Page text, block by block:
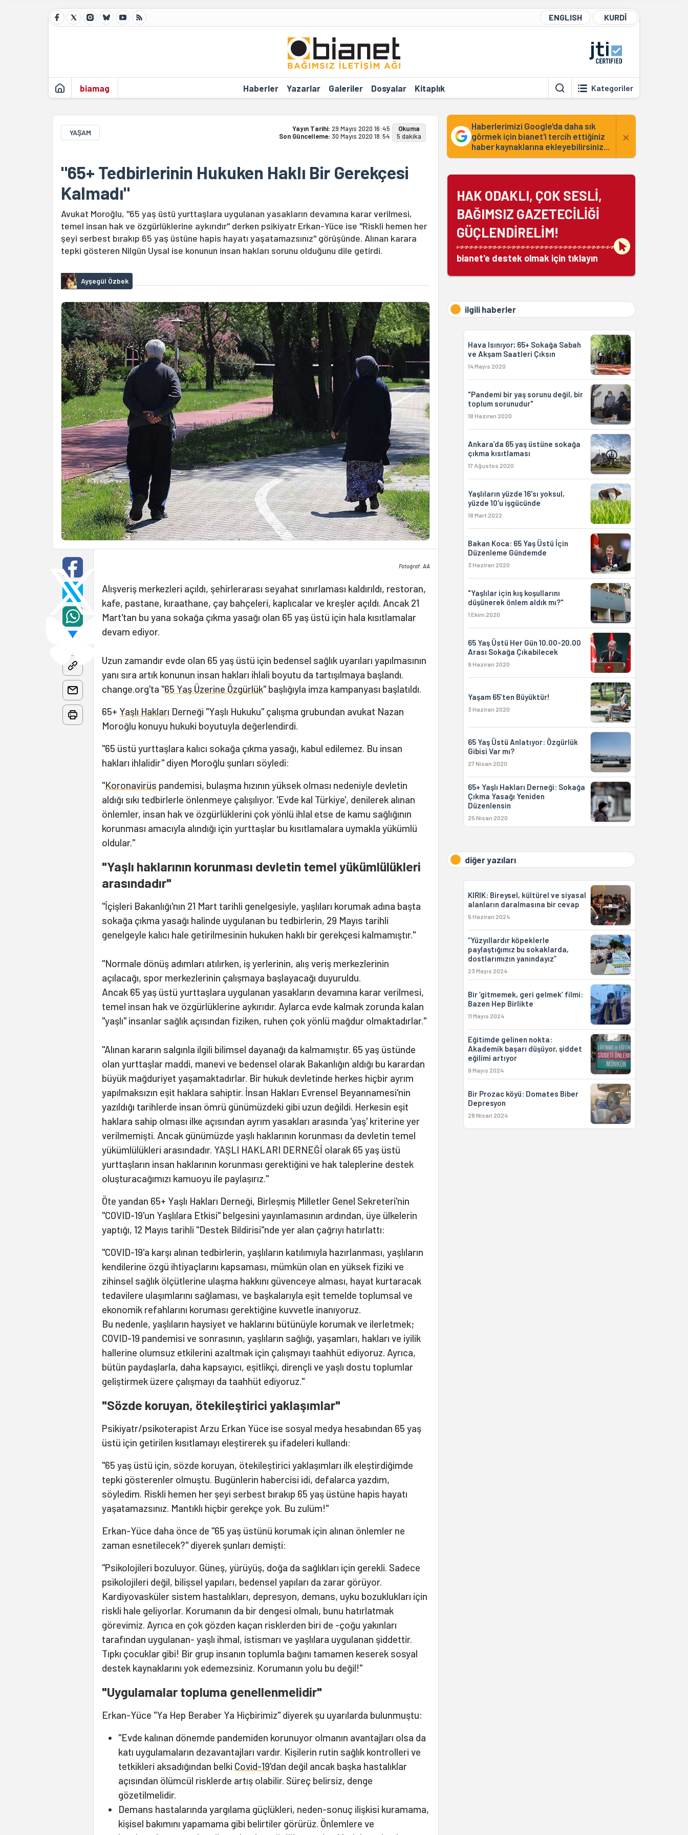
ENGLISH KURDÎ
biamag Haberler Yazarlar Galeriler Dosyalar Kitaplık Kategoriler
YAŞAM Yayın Tarihi: 29 Mayıs 2020 16:45
Son Güncelleme: 30 Mayıs 2020 18:54
Okuma
5 dakika
"65+ Tedbirlerinin Hukuken Haklı Bir Gerekçesi
Kalmadı"
Avukat Moroğlu, "65 yaş üstü yurttaşlara uygulanan yasakların devamına karar verilmesi,
temel insan hak ve özgürlüklerine aykırıdır" derken psikiyatr Erkan-Yüce ise "Riskli hemen her
şeyi serbest bırakıp 65 yaş üstüne hapis hayatı yaşatamazsınız" görüşünde. Alınan karara
tepki gösteren Nilgün Uysal ise konunun insan hakları sorunu olduğunu dile getirdi.
Ayşegül Özbek
Fotoğraf: AA
Alışveriş merkezleri açıldı, şehirlerarası seyahat sınırlaması kaldırıldı, restoran,
kafe, pastane, kıraathane, çay bahçeleri, kaplıcalar ve kreşler açıldı. Ancak 21
Mart'tan bu yana sokağa çıkma yasağı olan 65 yaş üstü için hala kısıtlamalar
devam ediyor.
Uzun zamandır evde olan 65 yaş üstü için bedensel sağlık uyarıları yapılmasının
yanı sıra artık konunun insan hakları ihlali boyutu da tartışılmaya başlandı.
change.org'ta "65 Yaş Üzerine Özgürlük" başlığıyla imza kampanyası başlatıldı.
65+ Yaşlı Hakları Derneği "Yaşlı Hukuku" çalışma grubundan avukat Nazan
Moroğlu konuyu hukuki boyutuyla değerlendirdi.
"65 üstü yurttaşlara kalıcı sokağa çıkma yasağı, kabul edilemez. Bu insan
hakları ihlalidir" diyen Moroğlu şunları söyledi:
"Koronavirüs pandemisi, bulaşma hızının yüksek olması nedeniyle devletin
aldığı sıkı tedbirlerle önlenmeye çalışılıyor. 'Evde kal Türkiye', denilerek alınan
önlemler, insan hak ve özgürlüklerini çok yönlü ihlal etse de kamu sağlığının
korunması amacıyla alındığı için yurttaşlar bu kısıtlamalara uymakla yükümlü
oldular."
"Yaşlı haklarının korunması devletin temel yükümlülükleri
arasındadır"
"İçişleri Bakanlığı'nın 21 Mart tarihli genelgesiyle, yaşlıları korumak adına başta
sokağa çıkma yasağı halinde uygulanan bu tedbirlerin, 29 Mayıs tarihli
genelgeyle kalıcı hale getirilmesinin hukuken haklı bir gerekçesi kalmamıştır."
"Normale dönüş adımları atılırken, iş yerlerinin, alış veriş merkezlerinin
açılacağı, spor merkezlerinin çalışmaya başlayacağı duyuruldu.
Ancak 65 yaş üstü yurttaşlara uygulanan yasakların devamına karar verilmesi,
temel insan hak ve özgürlüklerine aykırıdır. Aylarca evde kalmak zorunda kalan
"yaşlı" insanlar sağlık açısından fiziken, ruhen çok yönlü mağdur olmaktadırlar."
"Alınan kararın salgınla ilgili bilimsel dayanağı da kalmamıştır. 65 yaş üstünde
olan yurttaşlar maddi, manevi ve bedensel olarak Bakanlığın aldığı bu karardan
büyük mağduriyet yaşamaktadırlar. Bir hukuk devletinde herkes hiçbir ayrım
yapılmaksızın eşit haklara sahiptir. İnsan Hakları Evrensel Beyannamesi'nin
yazıldığı tarihlerde insan ömrü günümüzdeki gibi uzun değildi. Herkesin eşit
haklara sahip olması ilke açısından ayrım yasakları arasında 'yaş' kriterine yer
verilmemişti. Ancak günümüzde yaşlı haklarının korunması da devletin temel
yükümlülükleri arasındadır. YAŞLI HAKLARI DERNEĞİ olarak 65 yaş üstü
yurttaşların insan haklarının korunması gerektiğini ve hak taleplerine destek
oluşturacağımızı kamuoyu ile paylaşırız."
Öte yandan 65+ Yaşlı Hakları Derneği, Birleşmiş Milletler Genel Sekreteri'nin
"COVID-19'un Yaşlılara Etkisi" belgesini yayınlamasının ardından, üye ülkelerin
yaptığı, 12 Mayıs tarihli "Destek Bildirisi"nde yer alan çağrıyı hatırlattı:
"COVID-19'a karşı alınan tedbirlerin, yaşlıların katılımıyla hazırlanması, yaşlıların
kendilerine özgü ihtiyaçlarını kapsaması, mümkün olan en yüksek fiziki ve
zihinsel sağlık ölçütlerine ulaşma hakkını güvenceye alması, hayat kurtaracak
tedavilere ulaşımlarını sağlaması, ve başkalarıyla eşit temelde toplumsal ve
ekonomik refahlarını koruması gerektiğine kuvvetle inanıyoruz.
Bu nedenle, yaşlıların haysiyet ve haklarını bütünüyle korumak ve ilerletmek;
COVID-19 pandemisi ve sonrasının, yaşlıların sağlığı, yaşamları, hakları ve iyilik
hallerine olumsuz etkilerini azaltmak için çalışmayı taahhüt ediyoruz. Ayrıca,
bütün paydaşlarla, daha kapsayıcı, eşitlikçi, dirençli ve yaşlı dostu toplumlar
geliştirmek üzere çalışmayı da taahhüt ediyoruz."
"Sözde koruyan, ötekileştirici yaklaşımlar"
Psikiyatr/psikoterapist Arzu Erkan Yüce ise sosyal medya hesabından 65 yaş
üstü için getirilen kısıtlamayı eleştirerek şu ifadeleri kullandı:
"65 yaş üstü için, sözde koruyan, ötekileştirici yaklaşımları ilk eleştirdiğimde
tepki gösterenler olmuştu. Bugünlerin habercisi idi, defalarca yazdım,
söyledim. Riskli hemen her şeyi serbest bırakıp 65 yaş üstüne hapis hayatı
yaşatamazsınız. Mantıklı hiçbir gerekçe yok. Bu zulüm!"
Erkan-Yüce daha önce de "65 yaş üstünü korumak için alınan önlemler ne
zaman esnetilecek?" diyerek şunları demişti:
"Psikolojileri bozuluyor. Güneş, yürüyüş, doğa da sağlıkları için gerekli. Sadece
psikolojileri değil, bilişsel yapıları, bedensel yapıları da zarar görüyor.
Kardiyovasküler sistem hastalıkları, depresyon, demans, uyku bozuklukları için
riskli hale geliyorlar. Korumanın da bir dengesi olmalı, bunu hatırlatmak
görevimiz. Ayrıca en çok gözden kaçan risklerden biri de -çoğu yakınları
tarafından uygulanan- yaşlı ihmal, istismarı ve yaşlılara uygulanan şiddettir.
Tıpkı çocuklar gibi! Bir grup insanın toplumla bağını tamamen keserek sosyal
destek kaynaklarını yok edemezsiniz. Korumanın yolu bu değil!"
"Uygulamalar topluma genellenmelidir"
Erkan-Yüce "Ya Hep Beraber Ya Hiçbirimiz" diyerek şu uyarılarda bulunmuştu:
"Evde kalınan dönemde pandemiden korunuyor olmanın avantajları olsa da
katı uygulamaların dezavantajları vardır. Kişilerin rutin sağlık kontrolleri ve
tetkikleri aksadığından belki Covid-19'dan değil ancak başka hastalıklar
açısından ölümcül risklerde artış olabilir. Süreç belirsiz, denge
gözetilmelidir.
Demans hastalarında yargılama güçlükleri, neden-sonuç ilişkisi kuramama,
kişisel bakımını yapamama gibi belirtiler görürüz. Önlemlere ve
Haberlerimizi Google'da daha sık
görmek için bianet'i tercih ettiğiniz
haber kaynaklarına ekleyebilirsiniz...
×
HAK ODAKLI, ÇOK SESLİ,
BAĞIMSIZ GAZETECİLİĞİ
GÜÇLENDİRELİM!
bianet'e destek olmak için tıklayın
ilgili haberler
Hava Isınıyor; 65+ Sokağa Sabah
ve Akşam Saatleri Çıksın
14 Mayıs 2020
"Pandemi bir yaş sorunu değil, bir
toplum sorunudur"
18 Haziran 2020
Ankara’da 65 yaş üstüne sokağa
çıkma kısıtlaması
17 Ağustos 2020
Yaşlıların yüzde 16'sı yoksul,
yüzde 10'u işgücünde
18 Mart 2022
Bakan Koca: 65 Yaş Üstü İçin
Düzenleme Gündemde
3 Haziran 2020
"Yaşlılar için kış koşullarını
düşünerek önlem aldık mı?"
1 Ekim 2020
65 Yaş Üstü Her Gün 10.00-20.00
Arası Sokağa Çıkabilecek
9 Haziran 2020
Yaşam 65’ten Büyüktür!
3 Haziran 2020
65 Yaş Üstü Anlatıyor: Özgürlük
Gibisi Var mı?
27 Nisan 2020
65+ Yaşlı Hakları Derneği: Sokağa
Çıkma Yasağı Yeniden
Düzenlensin
25 Nisan 2020
diğer yazıları
KIRIK: Bireysel, kültürel ve siyasal
alanların daralmasına bir cevap
5 Haziran 2024
“Yüzyıllardır köpeklerle
paylaştığımız bu sokaklarda,
dostlarımızın yanındayız”
23 Mayıs 2024
Bir ‘gitmemek, geri gelmek’ filmi:
Bazen Hep Birlikte
11 Mayıs 2024
Eğitimde gelinen nokta:
Akademik başarı düşüyor, şiddet
eğilimi artıyor
9 Mayıs 2024
Bir Prozac köyü: Domates Biber
Depresyon
28 Nisan 2024